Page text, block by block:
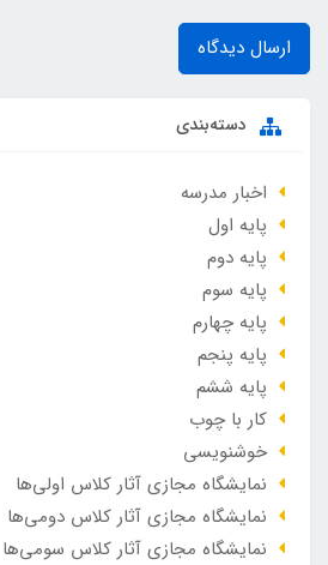
ارسال دیدگاه
دسته‌بندی
اخبار مدرسه
پایه اول
پایه دوم
پایه سوم
پایه چهارم
پایه پنجم
پایه ششم
کار با چوب
خوشنویسی
نمایشگاه مجازی آثار کلاس اولی‌ها
نمایشگاه مجازی آثار کلاس دومی‌ها
نمایشگاه مجازی آثار کلاس سومی‌ها